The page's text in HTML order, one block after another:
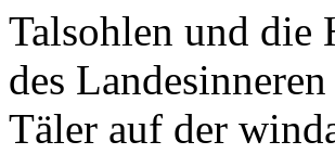
Talsohlen und die
des
Täler auf der